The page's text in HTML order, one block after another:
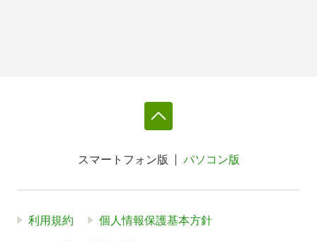
スマートフォン版 パソコン版
利用規約 個人情報保護基本方針